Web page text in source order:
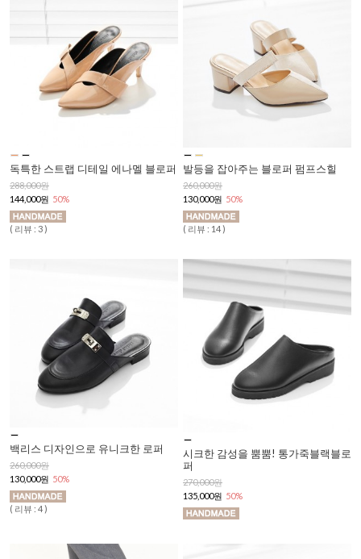
독특한 스트랩 디테일 에나멜 블로퍼
288,000원
144,000원 50%
( 리뷰 : 3 )
발등을 잡아주는 블로퍼 펌프스힐
260,000원
130,000원 50%
( 리뷰 : 14 )
백리스 디자인으로 유니크한 로퍼
260,000원
130,000원 50%
( 리뷰 : 4 )
시크한 감성을 뿜뿜! 통가죽블랙블로
퍼
270,000원
135,000원 50%